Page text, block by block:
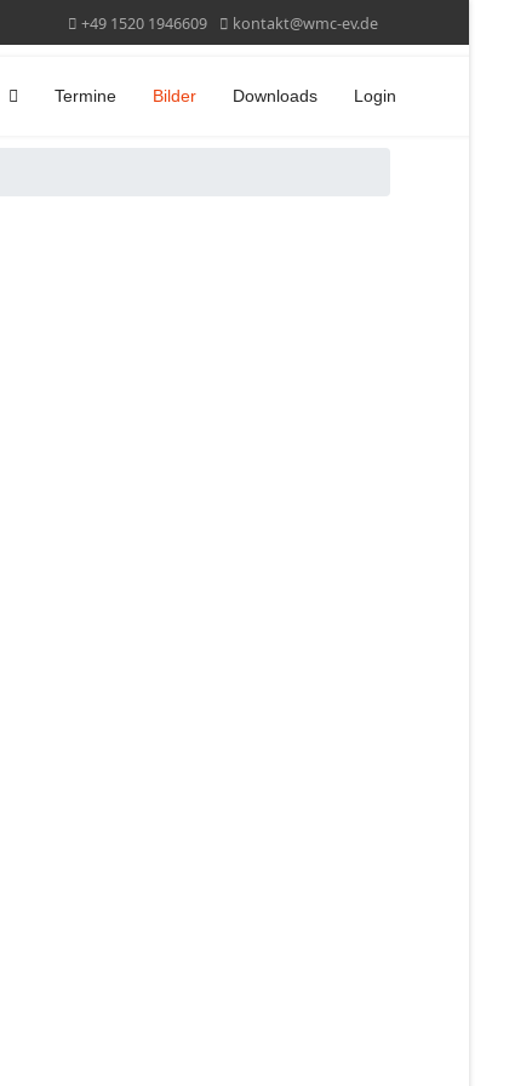
+49 1520 1946609 kontakt@wmc-ev.de
Termine Bilder Downloads Login